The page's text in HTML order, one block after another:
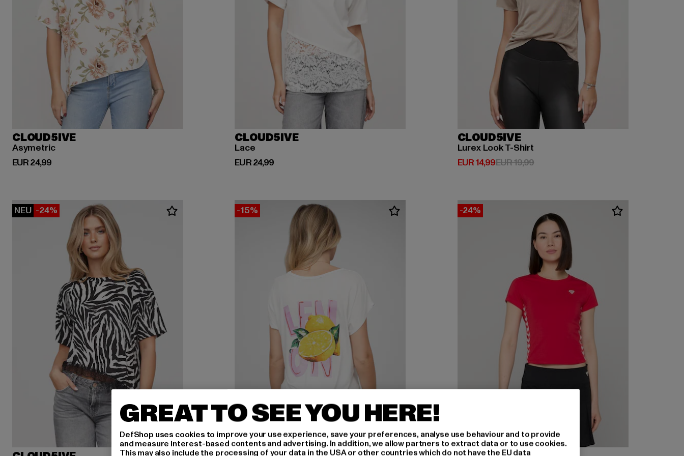
CLOUD5IVE
Asymetric
EUR 24,99
Derzeitiger Preis: EUR 24,99
CLOUD5IVE
Lace
EUR 24,99
Derzeitiger Preis: EUR 24,99
CLOUD5IVE
Lurex Look T-Shirt
EUR 14,99
Derzeitiger Preis: EUR 14,99
EUR 19,99Aktionspreis: EUR 19,99
NEU -24% -15% -24%
GREAT TO SEE YOU HERE!
DefShop uses cookies to improve your use experience, save your preferences, analyse use behaviour and to provide
and measure interest-based contents and advertising. In addition, we allow partners to extract data or to use cookies.
This may also include the processing of your data in the USA or other countries which do not have the EU data